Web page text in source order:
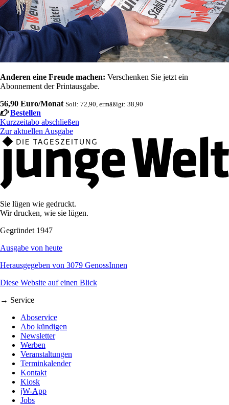
Anderen eine Freude machen: Verschenken Sie jetzt ein
Abonnement der Printausgabe.
56,90 Euro/Monat Soli: 72,90, ermäßigt: 38,90
Bestellen
Kurzzeitabo abschließen
Zur aktuellen Ausgabe
Sie lügen wie gedruckt.
Wir drucken, wie sie lügen.
Gegründet 1947
Ausgabe von heute
Herausgegeben von 3079 GenossInnen
Diese Website auf einen Blick
→ Service
Aboservice
Abo kündigen
Newsletter
Werben
Veranstaltungen
Terminkalender
Kontakt
Kiosk
jW-App
Jobs